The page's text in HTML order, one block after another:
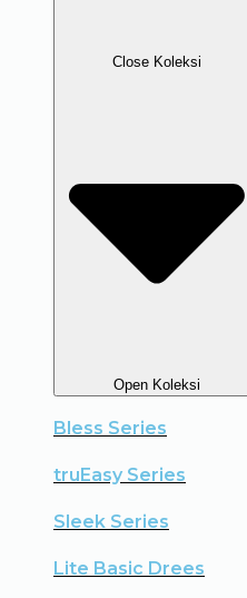
Close Koleksi
Open Koleksi
Bless Series
truEasy Series
Sleek Series
Lite Basic Drees